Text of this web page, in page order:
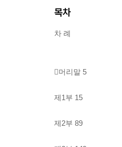
목차
차 례
머리말 5
제1부 15
제2부 89